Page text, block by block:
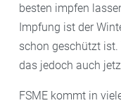
besten impfen
Impfung ist der
schon geschützt
das jedoch auch
FSME kommt in